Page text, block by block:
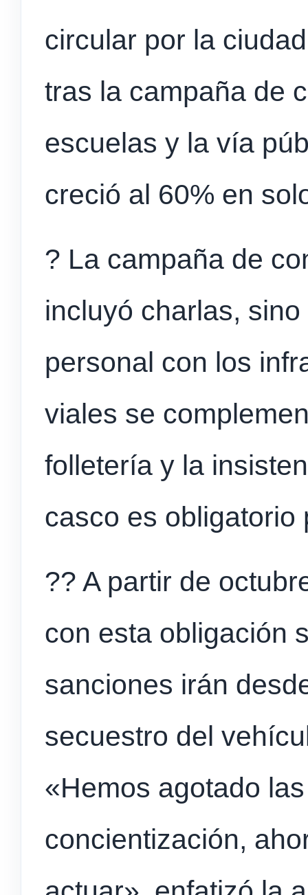
circular por la
tras la campaña de
escuelas y la vía
creció al 60% en
? La campaña de
incluyó charlas,
personal con los
viales se
folletería y la
casco es obligatorio
?? A partir de
con esta obligación
sanciones irán
secuestro del
«Hemos agotado
concientización,